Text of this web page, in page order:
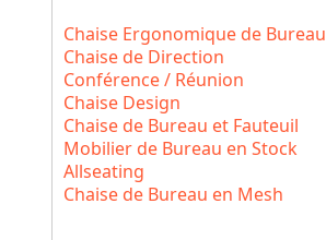
Chaise Ergonomique de Bureau
Chaise de Direction
Conférence / Réunion
Chaise Design
Chaise de Bureau et Fauteuil
Mobilier de Bureau en Stock
Allseating
Chaise de Bureau en Mesh